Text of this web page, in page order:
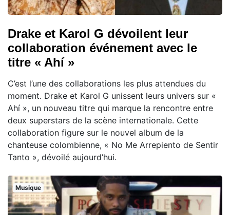
Drake et Karol G dévoilent leur
collaboration événement avec le
titre « Ahí »
C’est l’une des collaborations les plus attendues du
moment. Drake et Karol G unissent leurs univers sur «
Ahí », un nouveau titre qui marque la rencontre entre
deux superstars de la scène internationale. Cette
collaboration figure sur le nouvel album de la
chanteuse colombienne, « No Me Arrepiento de Sentir
Tanto », dévoilé aujourd’hui.
Musique